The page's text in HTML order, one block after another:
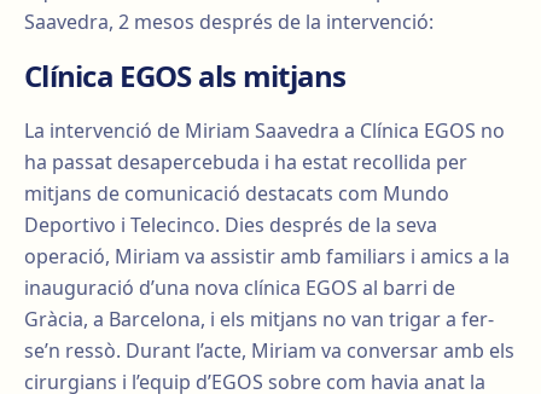
Saavedra, 2 mesos després de la intervenció:
Clínica EGOS als mitjans
La intervenció de Miriam Saavedra a Clínica EGOS no
ha passat desapercebuda i ha estat recollida per
mitjans de comunicació destacats com Mundo
Deportivo i Telecinco. Dies després de la seva
operació, Miriam va assistir amb familiars i amics a la
inauguració d’una nova clínica EGOS al barri de
Gràcia, a Barcelona, i els mitjans no van trigar a fer-
se’n ressò. Durant l’acte, Miriam va conversar amb els
cirurgians i l’equip d’EGOS sobre com havia anat la